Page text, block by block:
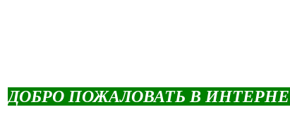
ДОБРО ПОЖАЛОВАТЬ В